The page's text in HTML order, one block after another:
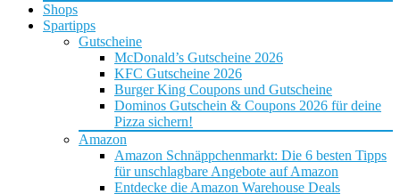
Shops
Spartipps
Gutscheine
McDonald’s Gutscheine 2026
KFC Gutscheine 2026
Burger King Coupons und Gutscheine
Dominos Gutschein & Coupons 2026 für deine
Pizza sichern!
Amazon
Amazon Schnäppchenmarkt: Die 6 besten Tipps
für unschlagbare Angebote auf Amazon
Entdecke die Amazon Warehouse Deals